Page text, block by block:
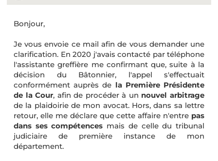
‌Bonjour,
Je vous envoie ce mail afin de vous demander une
clarification. En 2020 j'avais contacté par téléphone
l'assistante greffière me confirmant que, suite à la
décision du Bâtonnier, l'appel s'effectuait
conformément auprès de la Première Présidente
de la Cour, afin de procéder à un nouvel arbitrage
de la plaidoirie de mon avocat. Hors, dans sa lettre
retour, elle me déclare que cette affaire n'entre pas
dans ses compétences mais de celle du tribunal
judiciaire de première instance de mon
département.